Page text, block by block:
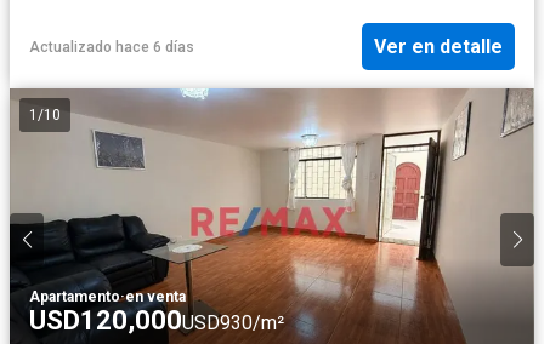
Actualizado hace 6 días Ver en detalle
1 /10
Apartamento·en venta
USD120,000USD930/m²